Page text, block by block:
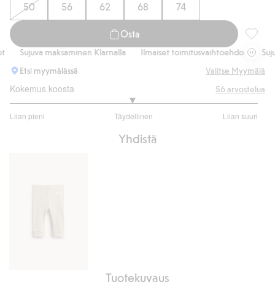
50 56 62 68 74
Osta
Sujuva maksaminen Klarnalla Ilmaiset toimitusvaihtoehdot
Sujuva
Etsi myymälässä
Valitse Myymälä
Kokemus koosta
Liian pieni Täydellinen Liian suuri
/
56 arvostelua
Yhdistä
Tuotekuvaus